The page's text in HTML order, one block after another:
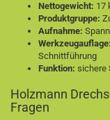
Nettogewicht: 17
Produktgruppe:
Aufnahme:
Werkzeugauflage:
Schnittführung
Funktion: sichere
Holzmann
Fragen